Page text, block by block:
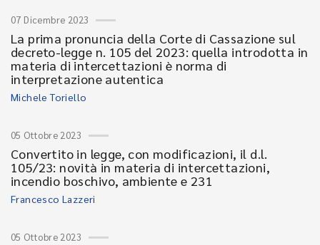
07 Dicembre 2023
La prima pronuncia della Corte di Cassazione sul
decreto-legge n. 105 del 2023: quella introdotta in
materia di intercettazioni è norma di
interpretazione autentica
Michele Toriello
05 Ottobre 2023
Convertito in legge, con modificazioni, il d.l.
105/23: novità in materia di intercettazioni,
incendio boschivo, ambiente e 231
Francesco Lazzeri
05 Ottobre 2023